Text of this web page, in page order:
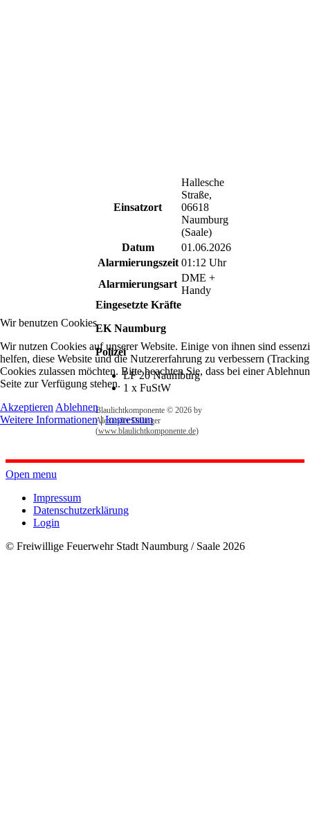
Einsatzort
Hallesche
Straße,
06618
Naumburg
(Saale)
Datum
01.06.2026
Alarmierungszeit 01:12 Uhr
Alarmierungsart
DME +
Handy
Eingesetzte Kräfte
EK Naumburg
Polizei
LF 20 Naumburg
1 x FuStW
Blaulichtkomponente © 2026 by
Alexander Dillinger
(www.blaulichtkomponente.de)
Open menu
Impressum
Datenschutzerklärung
Login
© Freiwillige Feuerwehr Stadt Naumburg / Saale 2026
Wir benutzen Cookies
Wir nutzen Cookies auf unserer Website. Einige von ihnen sind
helfen, diese Website und die Nutzererfahrung zu verbessern
Cookies zulassen möchten. Bitte beachten Sie, dass bei einer
Seite zur Verfügung stehen.
Akzeptieren Ablehnen
Weitere Informationen|Impressum